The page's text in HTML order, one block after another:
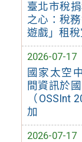
臺北市稅
之心：稅
遊戲」租
2026-07-17
國家太空
間資訊於
（OSSInt
加
2026-07-17